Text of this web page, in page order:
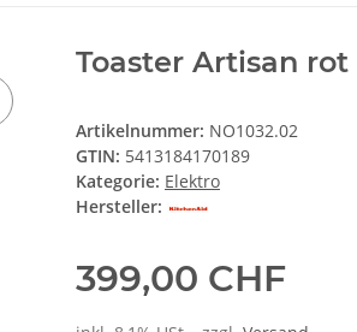
Toaster Artisan rot
Artikelnummer: NO1032.02
GTIN: 5413184170189
Kategorie: Elektro
Hersteller:
399,00 CHF